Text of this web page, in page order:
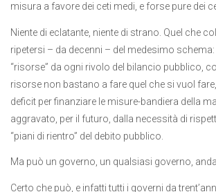
misura a favore dei ceti medi, e forse pure dei
Niente di eclatante, niente di strano. Quel che
ripetersi – da decenni – del medesimo
“risorse” da ogni rivolo del bilancio pubblico,
risorse non bastano a fare quel che si vuol
deficit per finanziare le misure-bandiera della
aggravato, per il futuro, dalla necessità di
“piani di rientro” del debito pubblico.
Ma può un governo, un qualsiasi governo,
Certo che può, e infatti tutti i governi da